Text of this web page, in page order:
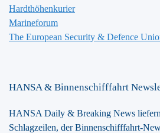
Hardthöhenkurier
Marineforum
The European Security & Defence
HANSA & Binnenschifffahrt
HANSA Daily & Breaking News
Schlagzeilen, der Binnenschifffahrt-